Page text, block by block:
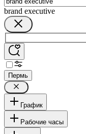
brand executive
Пермь
График
Рабочие часы